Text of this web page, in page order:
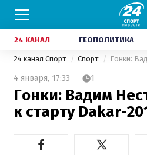
24 КАНАЛ ГЕОПОЛИТИКА
24 канал Спорт Спорт
4 января, 17:33 1
Гонки: Вадим
к старту Dakar-